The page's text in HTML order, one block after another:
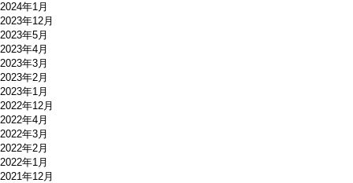
2024年1月
2023年12月
2023年5月
2023年4月
2023年3月
2023年2月
2023年1月
2022年12月
2022年4月
2022年3月
2022年2月
2022年1月
2021年12月